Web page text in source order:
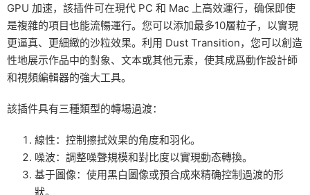
GPU 加速，該插件可在現代 PC 和 Mac 上高效運行，确保即使
是複雜的項目也能流暢運行。您可以添加最多10層粒子，以實現
更逼真、更細緻的沙粒效果。利用 Dust Transition，您可以創造
性地展示作品中的對象、文本或其他元素，使其成爲動作設計師
和視頻編輯器的強大工具。
該插件具有三種類型的轉場過渡：
線性：控制擦拭效果的角度和羽化。
噪波：調整噪聲規模和對比度以實現動态轉換。
基于圖像：使用黑白圖像或預合成來精确控制過渡的形
狀。